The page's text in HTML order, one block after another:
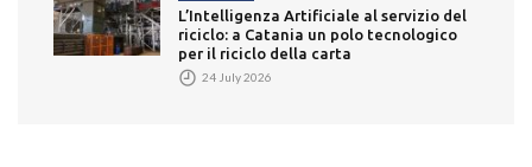
L’Intelligenza Artificiale al servizio del
riciclo: a Catania un polo tecnologico
per il riciclo della carta
24 July 2026